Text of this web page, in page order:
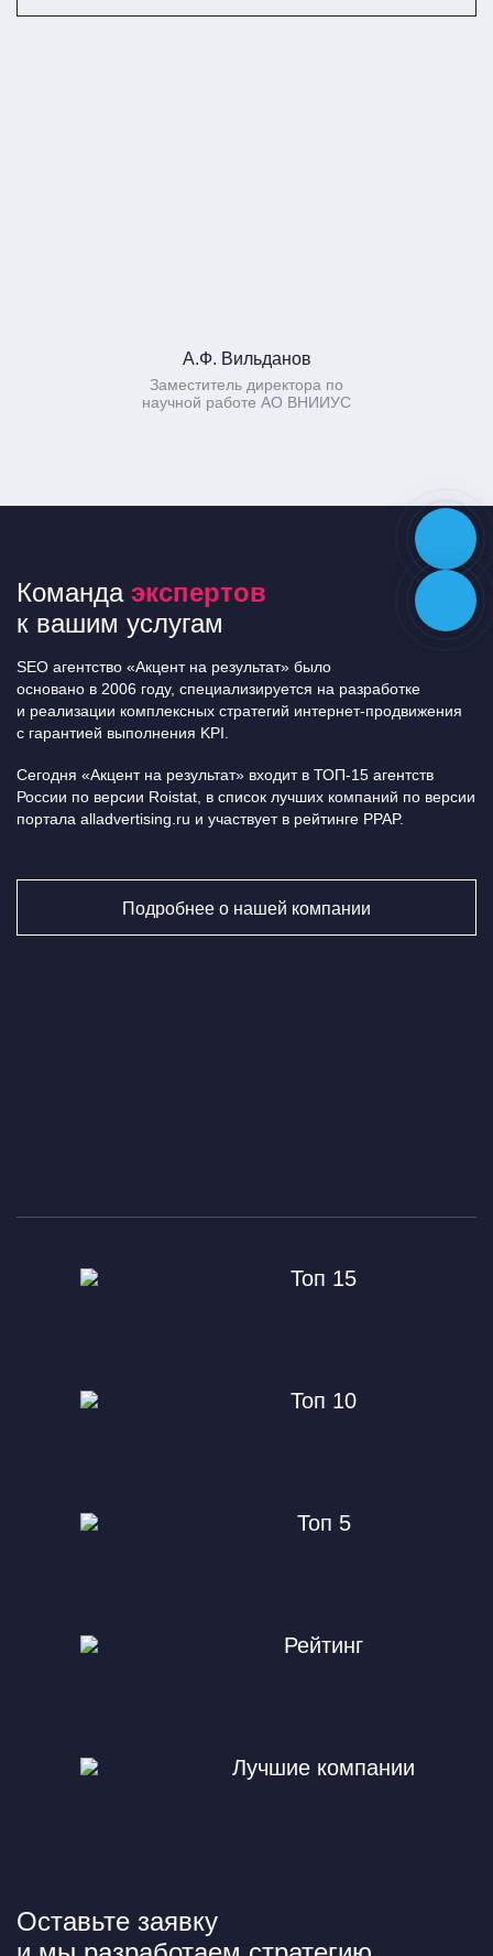
А.Ф. Вильданов
Заместитель директора по
научной работе АО ВНИИУС
Команда экспертов
к вашим услугам
SEO агентство «Акцент на результат» было
основано в 2006 году, специализируется на разработке
и реализации комплексных стратегий интернет-продвижения
с гарантией выполнения KPI.
Сегодня «Акцент на результат» входит в ТОП-15 агентств
России по версии Roistat, в список лучших компаний по версии
портала alladvertising.ru и участвует в рейтинге PPAP.
Подробнее о нашей компании
Топ 15
Топ 10
Топ 5
Рейтинг
Лучшие компании
Оставьте заявку